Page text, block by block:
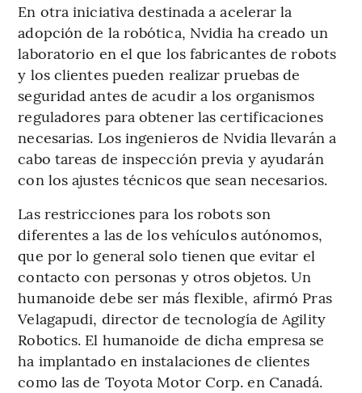
En otra iniciativa destinada a acelerar la
adopción de la robótica, Nvidia ha creado un
laboratorio en el que los fabricantes de robots
y los clientes pueden realizar pruebas de
seguridad antes de acudir a los organismos
reguladores para obtener las certificaciones
necesarias. Los ingenieros de Nvidia llevarán a
cabo tareas de inspección previa y ayudarán
con los ajustes técnicos que sean necesarios.
Las restricciones para los robots son
diferentes a las de los vehículos autónomos,
que por lo general solo tienen que evitar el
contacto con personas y otros objetos. Un
humanoide debe ser más flexible, afirmó Pras
Velagapudi, director de tecnología de Agility
Robotics. El humanoide de dicha empresa se
ha implantado en instalaciones de clientes
como las de Toyota Motor Corp. en Canadá.